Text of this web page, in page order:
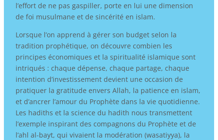
l’effort de ne pas gaspiller, porte en lui une dimension
de foi musulmane et de sincérité en islam.
Lorsque l’on apprend à gérer son budget selon la
tradition prophétique, on découvre combien les
principes économiques et la spiritualité islamique sont
intriqués : chaque dépense, chaque partage, chaque
intention d’investissement devient une occasion de
pratiquer la gratitude envers Allah, la patience en islam,
et d’ancrer l’amour du Prophète dans la vie quotidienne.
Les hadiths et la science du hadith nous transmettent
l’exemple inspirant des compagnons du Prophète et de
l’ahl al-bayt, qui vivaient la modération (wasatiyya), la